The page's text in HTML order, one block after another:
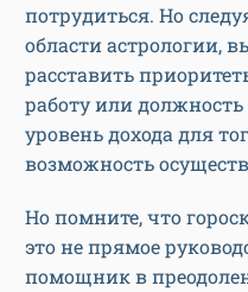
потрудиться. Но
области астрологии,
расставить
работу или
уровень дохода для
возможность
Но помните, что
это не прямое
помощник в